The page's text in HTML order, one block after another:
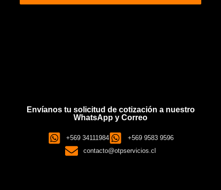
Envíanos tu solicitud de cotización a nuestro
WhatsApp y Correo
+569 34111984
+569 9583 9596
contacto@otpservicios.cl